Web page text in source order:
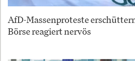
AfD-Massenproteste
Börse reagiert nervös